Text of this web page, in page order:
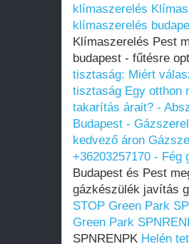
klímaszerelés
klímaszerelés
Klímaszerelés Pest
budapest - fűtésre
tisztaság: Miért
tisztaság Egy otthon
takarítás árait? -
Budapest -
kedvező áron
+36203257170 -
Budapest és Pest
gázkészülék javítás
STOP Green Park
Green Park
SPNRENPK Helén